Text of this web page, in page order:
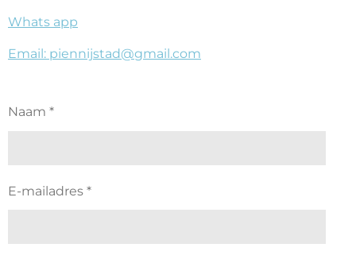
Whats app
Email: piennijstad@gmail.com
Naam *
E-mailadres *